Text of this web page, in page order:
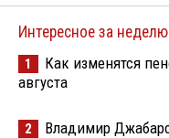
Интересное за неделю
1
Как изменятся
августа
2 Владимир